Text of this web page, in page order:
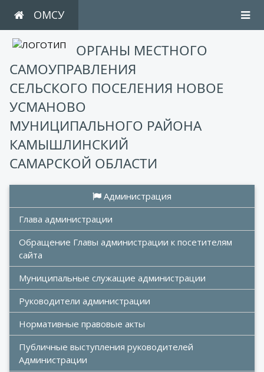
ОМСУ
ОРГАНЫ МЕСТНОГО
САМОУПРАВЛЕНИЯ
СЕЛЬСКОГО ПОСЕЛЕНИЯ НОВОЕ
УСМАНОВО
МУНИЦИПАЛЬНОГО РАЙОНА
КАМЫШЛИНСКИЙ
САМАРСКОЙ ОБЛАСТИ
Администрация
Глава администрации
Обращение Главы администрации к посетителям
сайта
Муниципальные служащие администрации
Руководители администрации
Нормативные правовые акты
Публичные выступления руководителей
Администрации